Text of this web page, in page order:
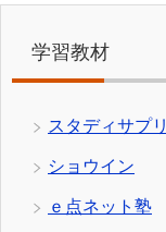
学習教材
スタディサプリ
ショウイン
ｅ点ネット塾